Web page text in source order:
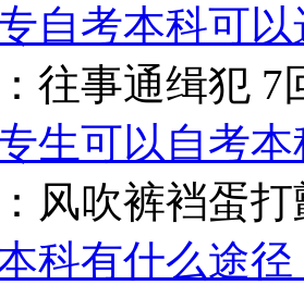
自考本科可
往事通缉犯 7
生可以自考
风吹裤裆蛋
科有什么途